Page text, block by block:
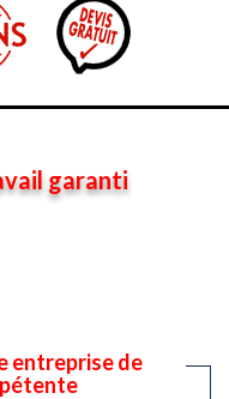
garanti
entreprise de